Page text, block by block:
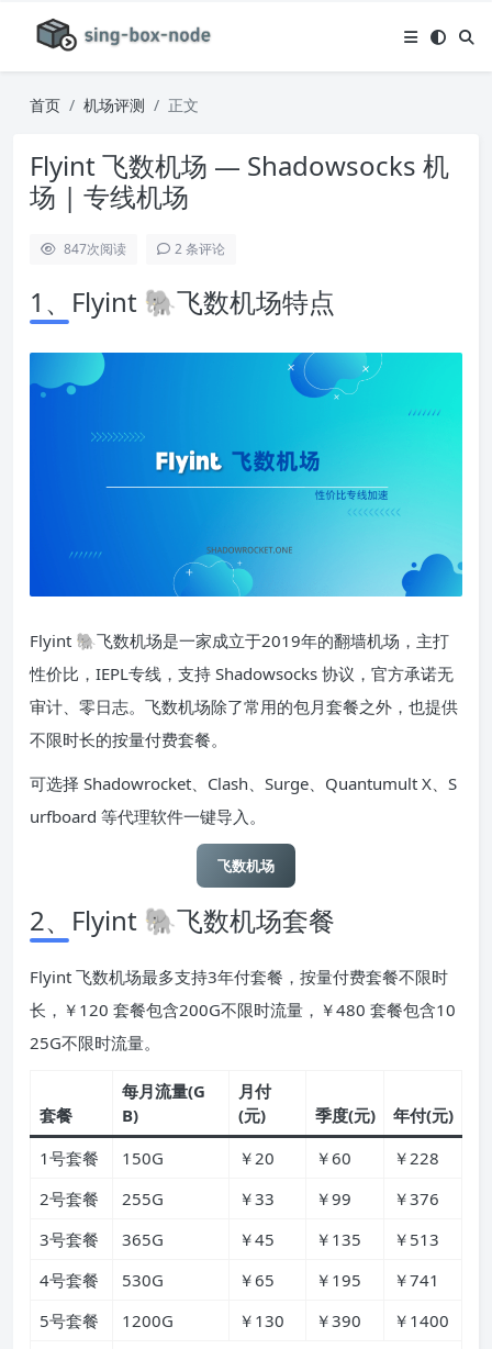
首页 机场评测 正文
Flyint 飞数机场 — Shadowsocks 机
场 | 专线机场
847次阅读 2 条评论
1、Flyint 🐘飞数机场特点
Flyint 🐘飞数机场是一家成立于2019年的翻墙机场，主打
性价比，IEPL专线，支持 Shadowsocks 协议，官方承诺无
审计、零日志。飞数机场除了常用的包月套餐之外，也提供
不限时长的按量付费套餐。
可选择 Shadowrocket、Clash、Surge、Quantumult X、S
urfboard 等代理软件一键导入。
飞数机场
2、Flyint 🐘飞数机场套餐
Flyint 飞数机场最多支持3年付套餐，按量付费套餐不限时
长，￥120 套餐包含200G不限时流量，￥480 套餐包含10
25G不限时流量。
套餐
每月流量(G
B)
月付
(元)
季度(元)
年付(元)
1号套餐
150G ￥20 ￥60
￥228
2号套餐
255G ￥33 ￥99
￥376
3号套餐
365G ￥45 ￥135
￥513
4号套餐
530G ￥65 ￥195
￥741
5号套餐
1200G ￥130 ￥390
￥1400